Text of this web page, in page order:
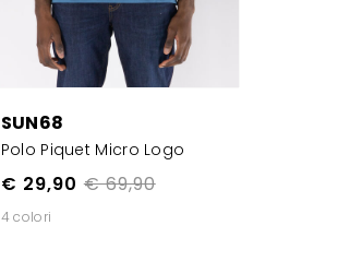
SUN68
Polo Piquet Micro Logo
€ 69,90
€ 29,90
4 colori